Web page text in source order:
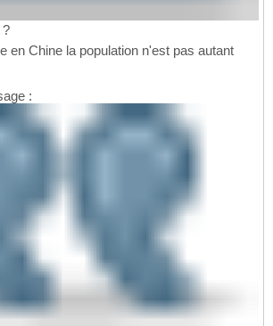
?
en Chine la population n'est pas autant
: